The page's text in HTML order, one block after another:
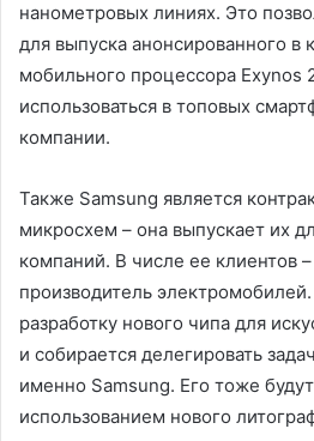
нанометровых линиях. Это
для выпуска анонсированного в
мобильного процессора Exynos
использоваться в топовых
компании.
Также Samsung является
микросхем – она выпускает их
компаний. В числе ее клиентов
производитель
разработку нового чипа для
и собирается делегировать
именно Samsung. Его тоже
использованием нового